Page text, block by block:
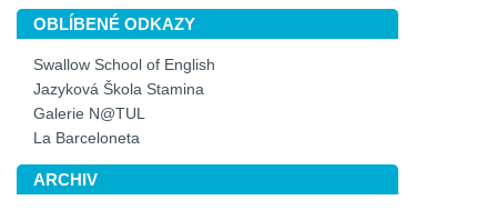
OBLÍBENÉ ODKAZY
Swallow School of English
Jazyková Škola Stamina
Galerie N@TUL
La Barceloneta
ARCHIV